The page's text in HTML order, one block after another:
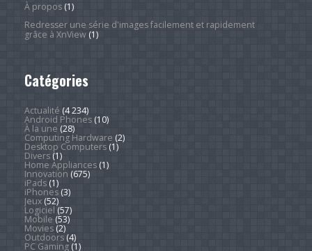
À propos(1)
Redresser une série d'images facilement et rapidement
grâce à XnView(1)
Catégories
Actualité (4 234)
Android Phones(10)
À la une (28)
Computing Hardware (2)
Desktop Computers(1)
Divers(1)
Home Appliances(1)
Innovation (675)
iPads(1)
iPhones(3)
Jeux(52)
Logiciel (57)
Mobile (53)
Movies(2)
Outdoors(4)
PC Gaming(1)